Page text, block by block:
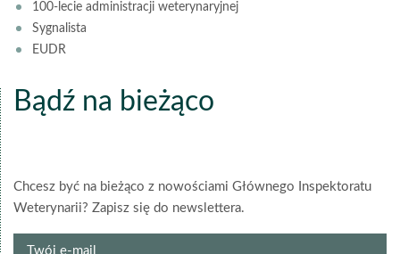
100-lecie administracji weterynaryjnej
Sygnalista
EUDR
Bądź na bieżąco
Chcesz być na bieżąco z nowościami Głównego Inspektoratu
Weterynarii? Zapisz się do newslettera.
Twój